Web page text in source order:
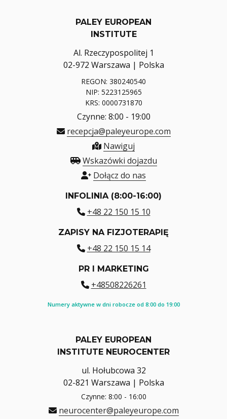
PALEY EUROPEAN
INSTITUTE
Al. Rzeczypospolitej 1
02-972 Warszawa | Polska
REGON: 380240540
NIP: 5223125965
KRS: 0000731870
Czynne: 8:00 - 19:00
recepcja@paleyeurope.com
Nawiguj
Wskazówki dojazdu
Dołącz do nas
INFOLINIA (8:00-16:00)
+48 22 150 15 10
ZAPISY NA FIZJOTERAPIĘ
+48 22 150 15 14
PR I MARKETING
+48508226261
Numery aktywne w dni robocze od 8:00 do 19:00
PALEY EUROPEAN
INSTITUTE NEUROCENTER
ul. Hołubcowa 32
02-821 Warszawa | Polska
Czynne: 8:00 - 16:00
neurocenter@paleyeurope.com